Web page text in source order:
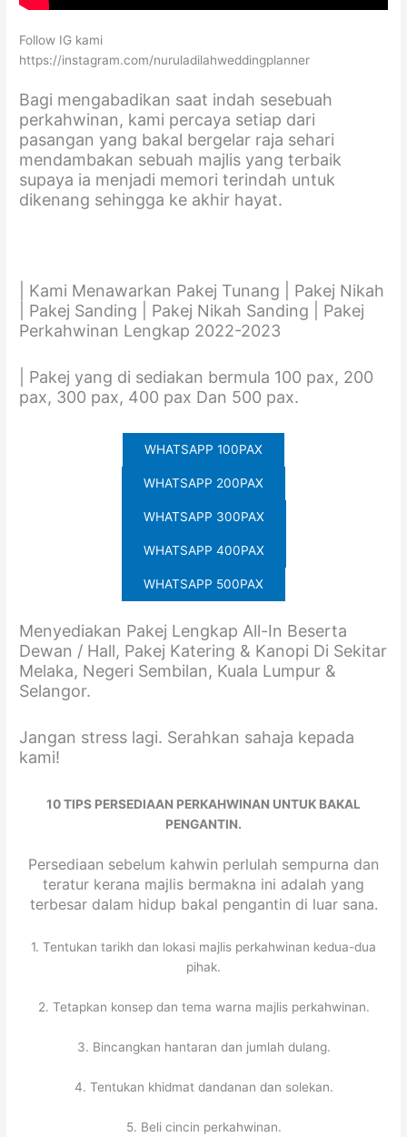
Follow IG kami
https://instagram.com/nuruladilahweddingplanner
Bagi mengabadikan saat indah sesebuah
perkahwinan, kami percaya setiap dari
pasangan yang bakal bergelar raja sehari
mendambakan sebuah majlis yang terbaik
supaya ia menjadi memori terindah untuk
dikenang sehingga ke akhir hayat.
| Kami Menawarkan Pakej Tunang | Pakej Nikah
| Pakej Sanding | Pakej Nikah Sanding | Pakej
Perkahwinan Lengkap 2022-2023
| Pakej yang di sediakan bermula 100 pax, 200
pax, 300 pax, 400 pax Dan 500 pax.
WHATSAPP 100PAX
WHATSAPP 200PAX
WHATSAPP 300PAX
WHATSAPP 400PAX
WHATSAPP 500PAX
Menyediakan Pakej Lengkap All-In Beserta
Dewan / Hall, Pakej Katering & Kanopi Di Sekitar
Melaka, Negeri Sembilan, Kuala Lumpur &
Selangor.
Jangan stress lagi. Serahkan sahaja kepada
kami!
10 TIPS PERSEDIAAN PERKAHWINAN UNTUK BAKAL
PENGANTIN.
Persediaan sebelum kahwin perlulah sempurna dan
teratur kerana majlis bermakna ini adalah yang
terbesar dalam hidup bakal pengantin di luar sana.
1. Tentukan tarikh dan lokasi majlis perkahwinan kedua-dua
pihak.
2. Tetapkan konsep dan tema warna majlis perkahwinan.
3. Bincangkan hantaran dan jumlah dulang.
4. Tentukan khidmat dandanan dan solekan.
5. Beli cincin perkahwinan.